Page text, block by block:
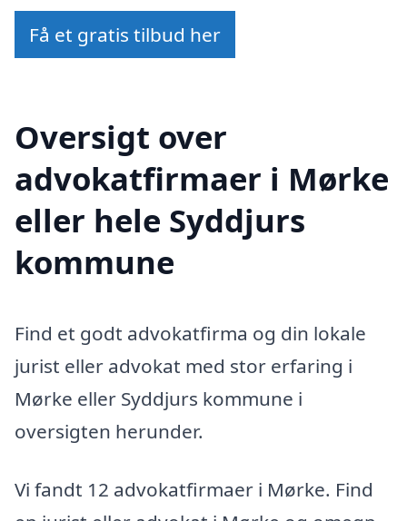
Få et gratis tilbud her
Oversigt over
advokatfirmaer i Mørke
eller hele Syddjurs
kommune
Find et godt advokatfirma og din lokale
jurist eller advokat med stor erfaring i
Mørke eller Syddjurs kommune i
oversigten herunder.
Vi fandt 12 advokatfirmaer i Mørke. Find